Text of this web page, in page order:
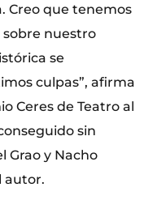
Creo que tenemos
nuestro
se
culpas”, afirma
Ceres de Teatro al
sin
Grao y Nacho
autor.